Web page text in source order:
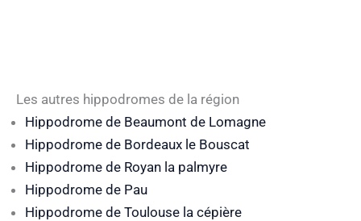
Les autres hippodromes de la région
Hippodrome de Beaumont de Lomagne
Hippodrome de Bordeaux le Bouscat
Hippodrome de Royan la palmyre
Hippodrome de Pau
Hippodrome de Toulouse la cépière